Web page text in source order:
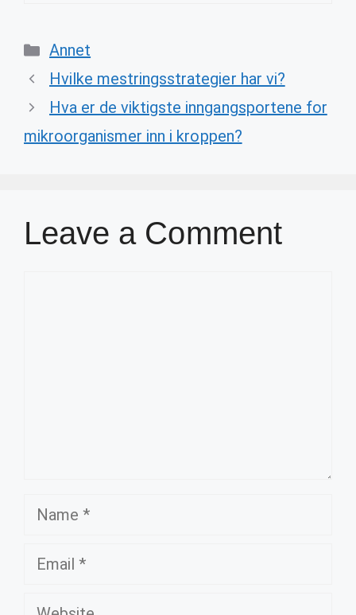
Categories
Annet
Hvilke mestringsstrategier har vi?
Hva er de viktigste inngangsportene for
mikroorganismer inn i kroppen?
Leave a Comment
Name
Email
Website